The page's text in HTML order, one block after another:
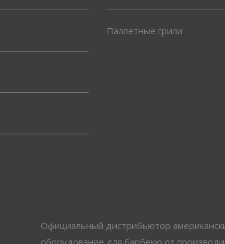
Паллетные грили
Официальный дистрибьютор
оборудование для барбекю от